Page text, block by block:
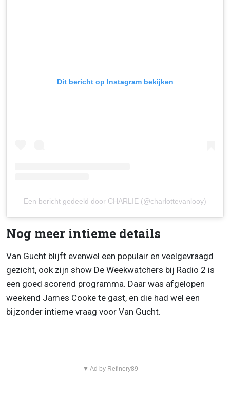
Dit bericht op Instagram bekijken
Een bericht gedeeld door CHARLIE (@charlottevanlooy)
Nog meer intieme details
Van Gucht blijft evenwel een populair en veelgevraagd
gezicht, ook zijn show De Weekwatchers bij Radio 2 is
een goed scorend programma. Daar was afgelopen
weekend James Cooke te gast, en die had wel een
bijzonder intieme vraag voor Van Gucht.
▼ Ad by Refinery89